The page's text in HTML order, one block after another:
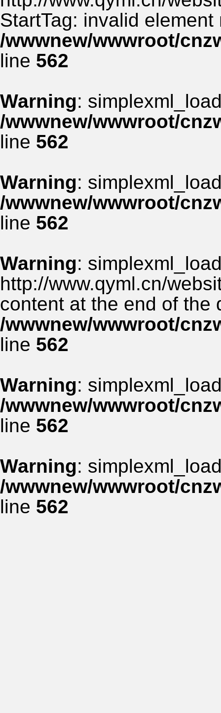
StartTag: invalid element
/wwwnew/wwwroot/
line 562
Warning:
/wwwnew/wwwroot/
line 562
Warning:
/wwwnew/wwwroot/
line 562
Warning:
http://www.qyml.cn/
content at the end of the
/wwwnew/wwwroot/
line 562
Warning:
/wwwnew/wwwroot/
line 562
Warning:
/wwwnew/wwwroot/
line 562